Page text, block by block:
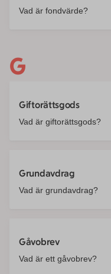
Vad är fondvärde?
G
Giftorättsgods
Vad är giftorättsgods?
Grundavdrag
Vad är grundavdrag?
Gåvobrev
Vad är ett gåvobrev?